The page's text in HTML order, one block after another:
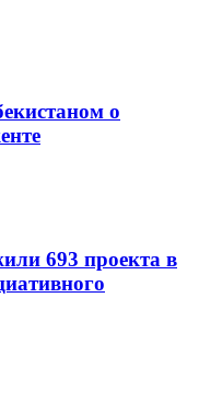
о
693 проекта в